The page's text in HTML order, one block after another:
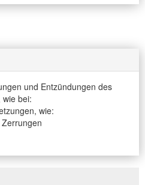
und Entzündungen des
wie bei:
wie: